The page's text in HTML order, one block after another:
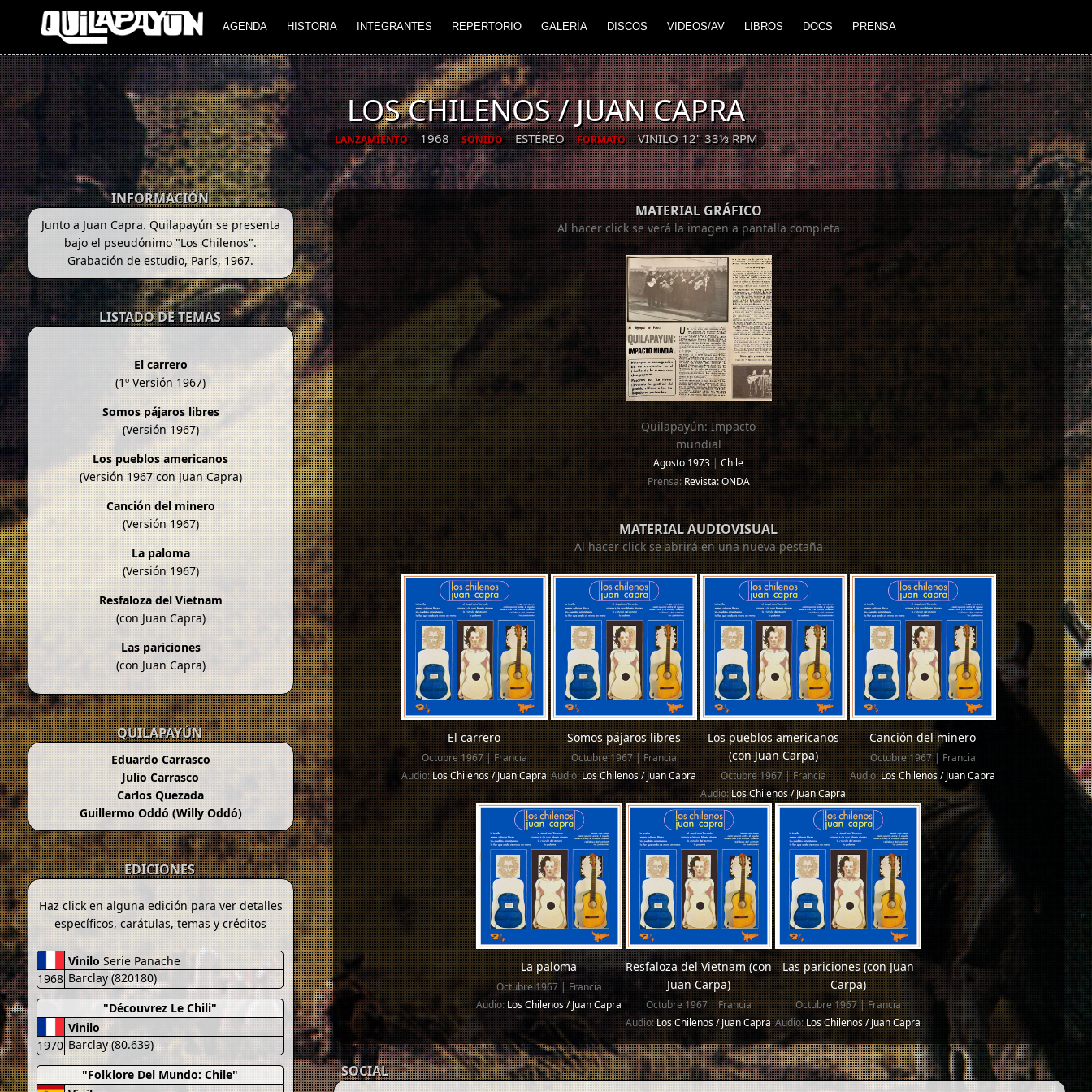
AGENDA HISTORIA INTEGRANTES REPERTORIO GALERÍA DISCOS VIDEOS/AV LIBROS DOCS PRENSA
LOS CHILENOS / JUAN CAPRA
LANZAMIENTO 1968 SONIDO ESTÉREO FORMATO VINILO 12" 33⅓ RPM
INFORMACIÓN
Junto a Juan Capra. Quilapayún se presenta
bajo el pseudónimo "Los Chilenos".
Grabación de estudio, París, 1967.
LISTADO DE TEMAS
El carrero
(1º Versión 1967)
Somos pájaros libres
(Versión 1967)
Los pueblos americanos
(Versión 1967 con Juan Capra)
Canción del minero
(Versión 1967)
La paloma
(Versión 1967)
Resfaloza del Vietnam
(con Juan Capra)
Las pariciones
(con Juan Capra)
QUILAPAYÚN
Eduardo Carrasco
Julio Carrasco
Carlos Quezada
Guillermo Oddó (Willy Oddó)
EDICIONES
Haz click en alguna edición para ver detalles
específicos, carátulas, temas y créditos
1968
Vinilo Serie Panache
Barclay (820180)
"Découvrez Le Chili"
1970
Vinilo
Barclay (80.639)
"Folklore Del Mundo: Chile"
MATERIAL GRÁFICO
Al hacer click se verá la imagen a pantalla completa
Quilapayún: Impacto
mundial
Agosto 1973|Chile
Prensa:Revista: ONDA
MATERIAL AUDIOVISUAL
Al hacer click se abrirá en una nueva pestaña
El carrero
Octubre 1967 | Francia
Audio:Los Chilenos / Juan Capra
Somos pájaros libres
Octubre 1967 | Francia
Audio:Los Chilenos / Juan Capra
Los pueblos americanos
(con Juan Carpa)
Octubre 1967 | Francia
Audio:Los Chilenos / Juan Capra
Canción del minero
Octubre 1967 | Francia
Audio:Los Chilenos / Juan Capra
La paloma
Octubre 1967 | Francia
Audio: Los Chilenos / Juan Capra
Resfaloza del Vietnam (con
Juan Carpa)
Octubre 1967 | Francia
Audio:Los Chilenos / Juan Capra
Las pariciones (con Juan
Carpa)
Octubre 1967 | Francia
Audio:Los Chilenos / Juan Capra
SOCIAL